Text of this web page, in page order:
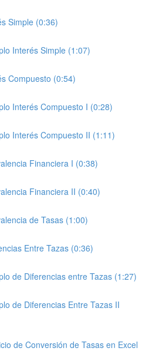
Simple (0:36)
Interés Simple (1:07)
Compuesto (0:54)
Interés Compuesto I (0:28)
Interés Compuesto II (1:11)
Financiera I (0:38)
Financiera II (0:40)
de Tasas (1:00)
Entre Tazas (0:36)
de Diferencias entre Tazas (1:27)
de Diferencias Entre Tazas II
de Conversión de Tasas en Excel